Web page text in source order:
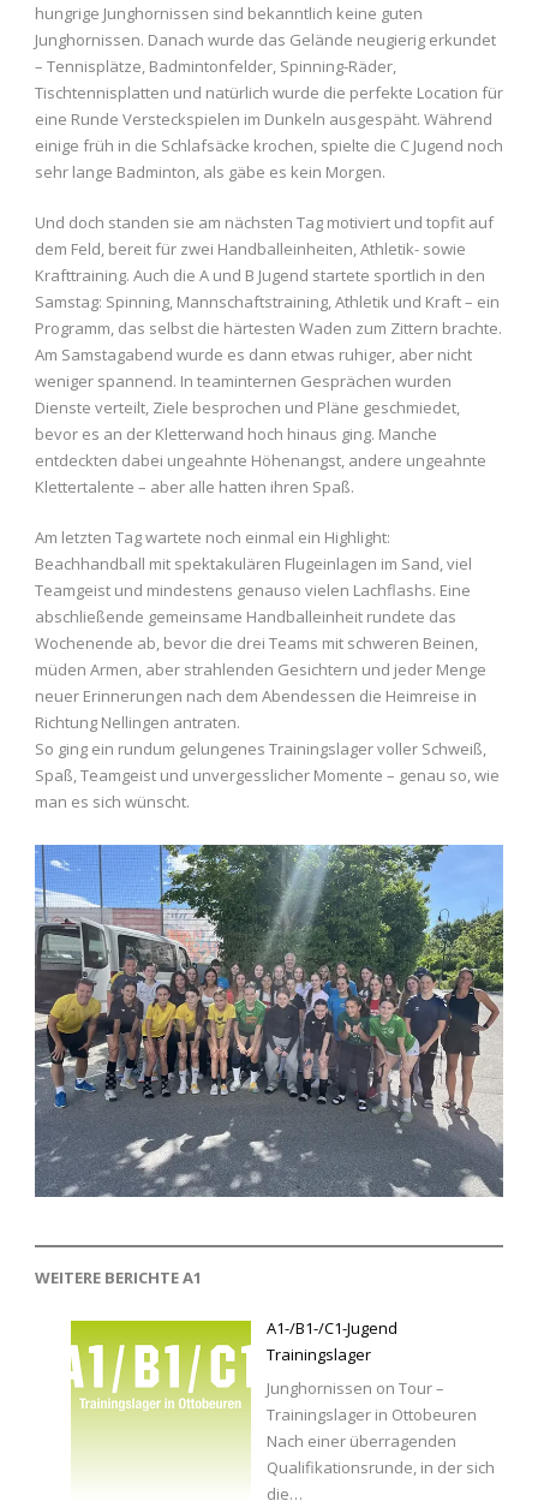
hungrige Junghornissen sind bekanntlich keine guten
Junghornissen. Danach wurde das Gelände neugierig erkundet
– Tennisplätze, Badmintonfelder, Spinning-Räder,
Tischtennisplatten und natürlich wurde die perfekte Location für
eine Runde Versteckspielen im Dunkeln ausgespäht. Während
einige früh in die Schlafsäcke krochen, spielte die C Jugend noch
sehr lange Badminton, als gäbe es kein Morgen.
Und doch standen sie am nächsten Tag motiviert und topfit auf
dem Feld, bereit für zwei Handballeinheiten, Athletik- sowie
Krafttraining. Auch die A und B Jugend startete sportlich in den
Samstag: Spinning, Mannschaftstraining, Athletik und Kraft – ein
Programm, das selbst die härtesten Waden zum Zittern brachte.
Am Samstagabend wurde es dann etwas ruhiger, aber nicht
weniger spannend. In teaminternen Gesprächen wurden
Dienste verteilt, Ziele besprochen und Pläne geschmiedet,
bevor es an der Kletterwand hoch hinaus ging. Manche
entdeckten dabei ungeahnte Höhenangst, andere ungeahnte
Klettertalente – aber alle hatten ihren Spaß.
Am letzten Tag wartete noch einmal ein Highlight:
Beachhandball mit spektakulären Flugeinlagen im Sand, viel
Teamgeist und mindestens genauso vielen Lachflashs. Eine
abschließende gemeinsame Handballeinheit rundete das
Wochenende ab, bevor die drei Teams mit schweren Beinen,
müden Armen, aber strahlenden Gesichtern und jeder Menge
neuer Erinnerungen nach dem Abendessen die Heimreise in
Richtung Nellingen antraten.
So ging ein rundum gelungenes Trainingslager voller Schweiß,
Spaß, Teamgeist und unvergesslicher Momente – genau so, wie
man es sich wünscht.
WEITERE BERICHTE A1
A1-/B1-/C1-Jugend
Trainingslager
Junghornissen on Tour –
Trainingslager in Ottobeuren
Nach einer überragenden
Qualifikationsrunde, in der sich
die…